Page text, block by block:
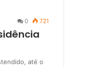
0 721
até o